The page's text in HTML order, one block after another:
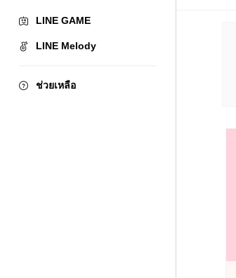
LINE GAME
LINE Melody
ช่วยเหลือ